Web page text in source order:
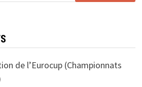
de l’Eurocup (Championnats